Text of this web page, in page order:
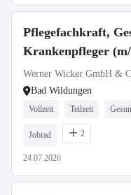
Pflegefachkraft,
Krankenpfleger
Werner Wicker GmbH &
Bad Wildungen
Vollzeit Teilzeit
Jobrad 2
24.07.2026